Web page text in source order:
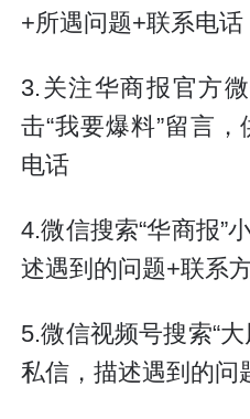
+所遇问题+联系电话
3.关注华商报官方
击“我要爆料”留言
电话
4.微信搜索“华商报”
述遇到的问题+联系
5.微信视频号搜索“
私信，描述遇到的问